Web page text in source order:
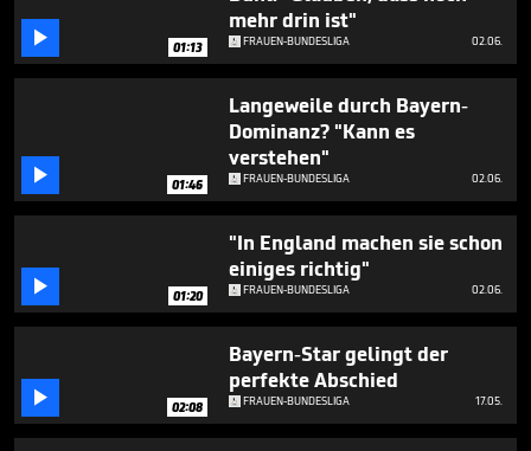
seconds
 01:13
mehr drin ist"
FRAUEN-BUNDESLIGA 02.06.
 01:46
Langeweile durch Bayern-
Dominanz? "Kann es
verstehen"
FRAUEN-BUNDESLIGA 02.06.
 01:20
"In England machen sie schon
einiges richtig"
FRAUEN-BUNDESLIGA 02.06.
 02:08
Bayern-Star gelingt der
perfekte Abschied
FRAUEN-BUNDESLIGA 17.05.